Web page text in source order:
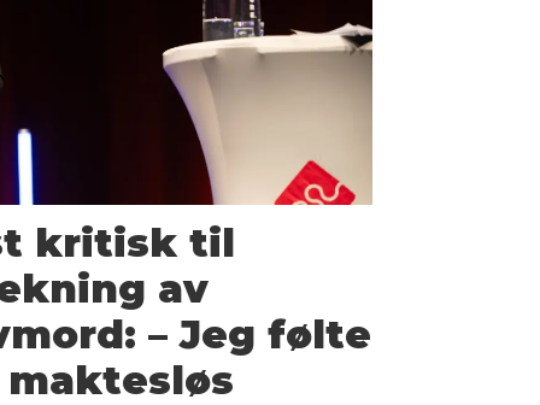
kritisk til
av
– Jeg følte